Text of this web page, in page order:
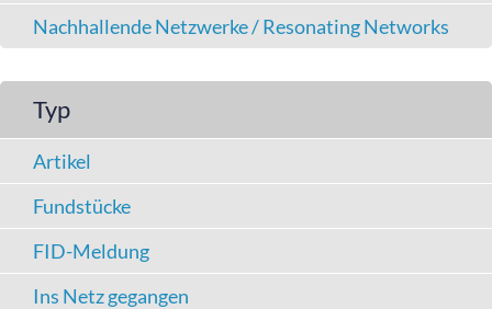
Nachhallende Netzwerke / Resonating Networks
Typ
Artikel
Fundstücke
FID-Meldung
Ins Netz gegangen